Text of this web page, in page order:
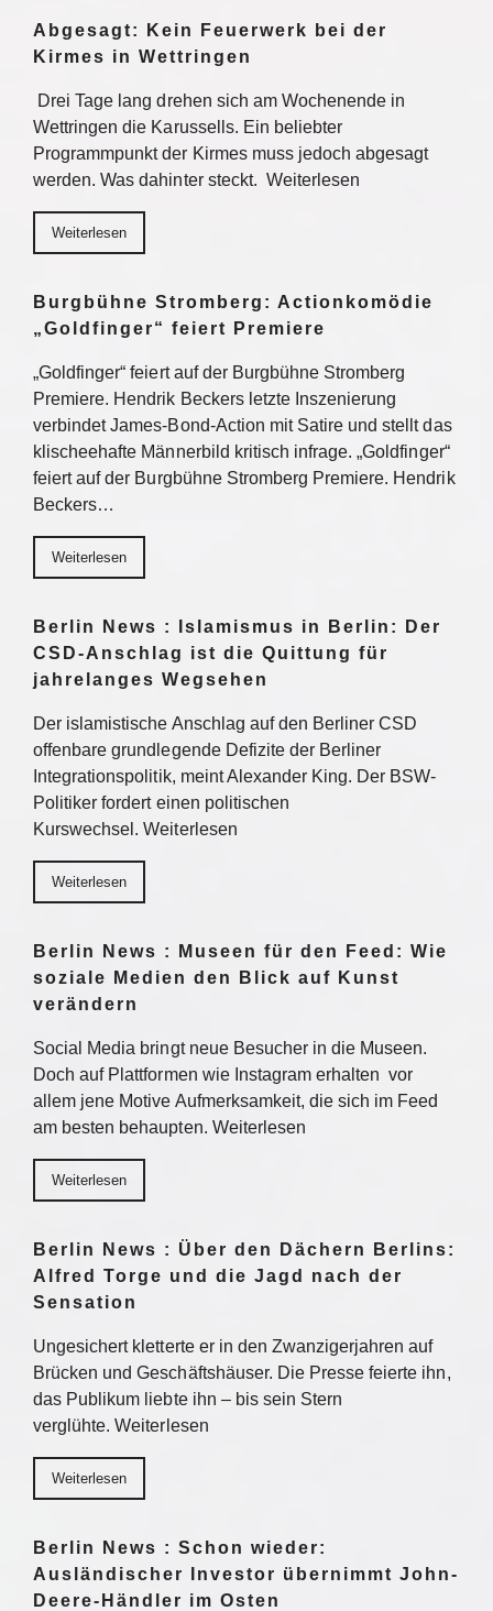
Abgesagt: Kein Feuerwerk bei der
Kirmes in Wettringen
Drei Tage lang drehen sich am Wochenende in
Wettringen die Karussells. Ein beliebter
Programmpunkt der Kirmes muss jedoch abgesagt
werden. Was dahinter steckt. Weiterlesen
Weiterlesen
Burgbühne Stromberg: Actionkomödie
„Goldfinger“ feiert Premiere
„Goldfinger“ feiert auf der Burgbühne Stromberg
Premiere. Hendrik Beckers letzte Inszenierung
verbindet James-Bond-Action mit Satire und stellt das
klischeehafte Männerbild kritisch infrage. „Goldfinger“
feiert auf der Burgbühne Stromberg Premiere. Hendrik
Beckers…
Weiterlesen
Berlin News : Islamismus in Berlin: Der
CSD-Anschlag ist die Quittung für
jahrelanges Wegsehen
Der islamistische Anschlag auf den Berliner CSD
offenbare grundlegende Defizite der Berliner
Integrationspolitik, meint Alexander King. Der BSW-
Politiker fordert einen politischen
Kurswechsel. Weiterlesen
Weiterlesen
Berlin News : Museen für den Feed: Wie
soziale Medien den Blick auf Kunst
verändern
Social Media bringt neue Besucher in die Museen.
Doch auf Plattformen wie Instagram erhalten vor
allem jene Motive Aufmerksamkeit, die sich im Feed
am besten behaupten. Weiterlesen
Weiterlesen
Berlin News : Über den Dächern Berlins:
Alfred Torge und die Jagd nach der
Sensation
Ungesichert kletterte er in den Zwanzigerjahren auf
Brücken und Geschäftshäuser. Die Presse feierte ihn,
das Publikum liebte ihn – bis sein Stern
verglühte. Weiterlesen
Weiterlesen
Berlin News : Schon wieder:
Ausländischer Investor übernimmt John-
Deere-Händler im Osten